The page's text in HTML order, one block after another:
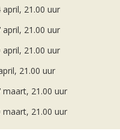
april, 21.00 uur
april, 21.00 uur
april, 21.00 uur
21.00 uur
maart, 21.00 uur
maart, 21.00 uur